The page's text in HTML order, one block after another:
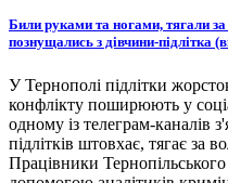
Били руками та ногами, тягали
познущались з дівчини-підлітка
У Тернополі підлітки
конфлікту поширюють у
одному із телеграм-каналів
підлітків штовхає, тягає за
Працівники